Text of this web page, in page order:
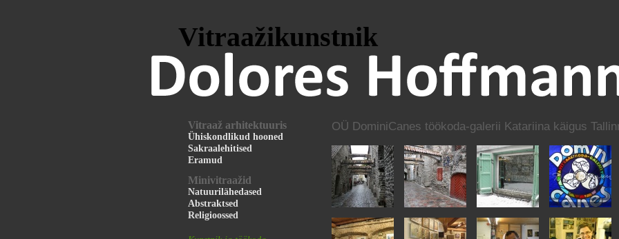
Vitraažikunstnik
Vitraaž arhitektuuris
Ühiskondlikud hooned
Sakraalehitised
Eramud
Minivitraažid
Natuurilähedased
Abstraktsed
Religioossed
OÜ DominiCanes töökoda-galerii Katariina käigus